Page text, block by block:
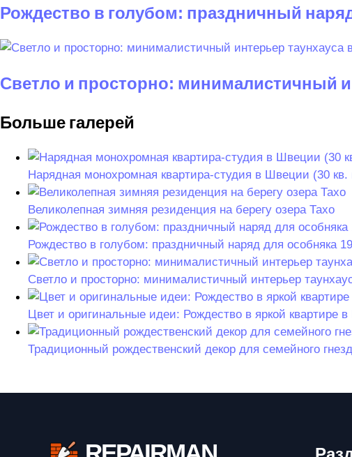
Рождество в голубом: праздничный
Светло и просторно: минималистичный
Больше галерей
Нарядная монохромная квартира-студия в Швеции (30 кв.
Великолепная зимняя резиденция на берегу озера Тахо
Рождество в голубом: праздничный наряд для особняка
Светло и просторно: минималистичный интерьер
Цвет и оригинальные идеи: Рождество в яркой квартире в
Традиционный рождественский декор для семейного